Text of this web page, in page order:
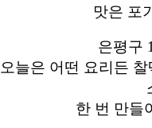
맛은 포
은평구
오늘은 어떤 요리든
한 번 만들